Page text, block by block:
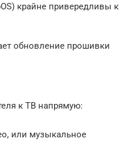
крайне привередливы к
обновление прошивки
к ТВ напрямую:
или музыкальное